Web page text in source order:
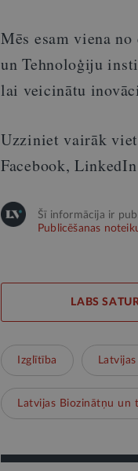
Mēs esam viena
un Tehnoloģiju
lai veicinātu
Uzziniet vairāk
Facebook,
Šī informācija ir
Publicēšanas
LABS
Izglītība
Latvijas Biozinātņu un